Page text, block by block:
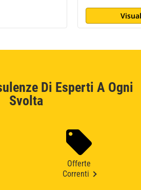
Di Esperti A Ogni
Svolta
Offerte
Correnti